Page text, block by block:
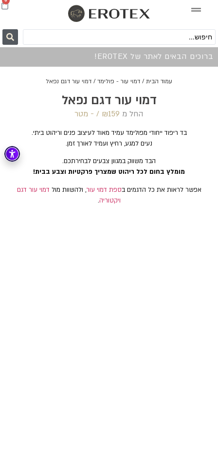
ברוכים הבאים לאתר של EROTEX!
עמוד הבית / דמוי עור - פולימד / דמוי עור דגם נפאל
דמוי עור דגם נפאל
החל מ ₪159 /‏‏‎ ‎- מטר
בד ריפוד ייחודי מפולימד עמיד מאוד לעיצוב פנים וריהוט ביתי.
נעים למגע, רחיץ ועמיד לאורך זמן.
הבד משווק במגוון צבעים לבחירתכם.
מומלץ בחום לכל ריהוט שמצריך פרקטיות וצבע בבית!
אפשר לראות את כל הדגמים בספת דמוי עור, ולהשוות מול דמוי עור דגם
ויקטוריה.